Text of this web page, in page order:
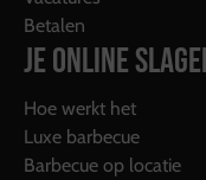
Betalen
JE ONLINE
Hoe werkt het
Luxe barbecue
Barbecue op locatie